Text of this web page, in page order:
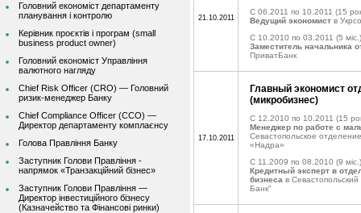
Головний економіст департаменту
планування і контролю
Керівник проєктів і програм (small
business product owner)
Головний економіст Управління
валютного нагляду
Chief Risk Officer (CRO) — Головний
ризик-менеджер Банку
Chief Compliance Officer (CCO) —
Директор департаменту комплаєнсу
Голова Правління Банку
Заступник Голови Правління -
напрямок «Транзакційний бізнес»
Заступник Голови Правління —
Директор інвестиційного бізнесу
(Казначейство та Фінансові ринки)
21.10.2011
C 06.2011 по 10.2011 (15
Ведущий экономист в
C 10.2010 по 03.2011 (5 міс.)
Заместитель начальника
ПриватБанк
17.10.2011
Главный экономист
(микробизнес)
C 12.2010 по 10.2011 (15
Менеджер по работе с
Севастопольское
«Надра»
C 11.2009 по 08.2010 (9 міс.)
Кредитный эксперт в
бизнеса в
Банк"